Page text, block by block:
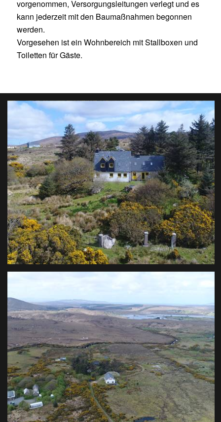
vorgenommen, Versorgungsleitungen verlegt und es
kann jederzeit mit den Baumaßnahmen begonnen
werden.
Vorgesehen ist ein Wohnbereich mit Stallboxen und
Toiletten für Gäste.